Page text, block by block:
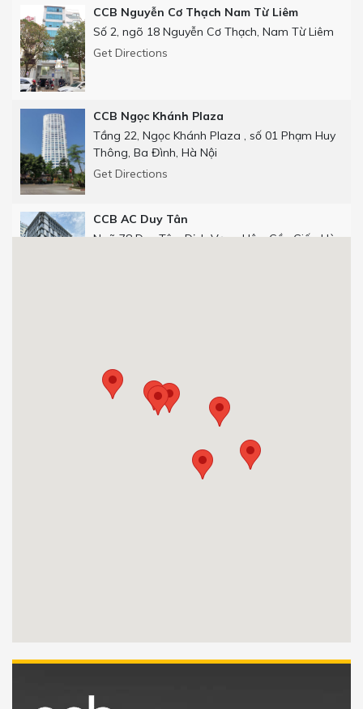
CCB Nguyễn Cơ Thạch Nam Từ Liêm
Số 2, ngõ 18 Nguyễn Cơ Thạch, Nam Từ Liêm
Get Directions
CCB Ngọc Khánh Plaza
Tầng 22, Ngọc Khánh Plaza , số 01 Phạm Huy
Thông, Ba Đình, Hà Nội
Get Directions
CCB AC Duy Tân
Ngõ 78 Duy Tân, Dịch Vọng Hậu, Cầu Giấy, Hà
0904 92 0082
Get Directions
Tòa nhà 29T1, Hoàng Đạo Thúy, Trung Hòa,
Cầu Giấy, Hà Nội, Việt Nam.